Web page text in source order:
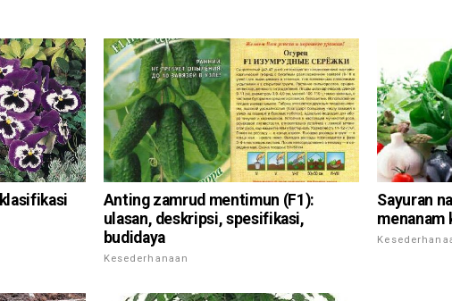
Anting zamrud mentimun (F1):
ulasan, deskripsi, spesifikasi,
budidaya
Kesederhanaan
Sayuran
menanam